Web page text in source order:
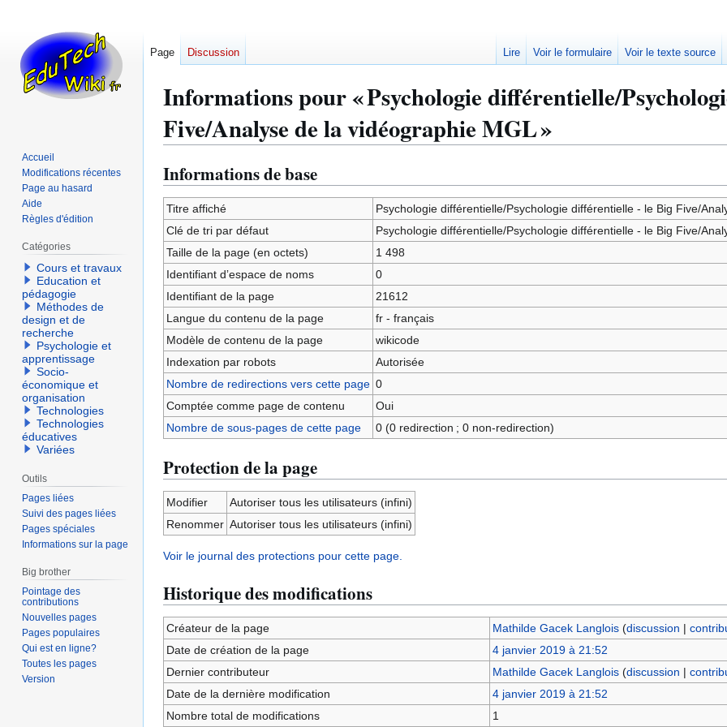
Informations pour « Psychologie différentielle/
Five/Analyse de la vidéographie MGL »
Aller
à
la
navigation
Aller
à
la
recherche
Informations de base
Titre affiché
Psychologie différentielle/Psychologie différentielle - le Big Five/
Clé de tri par défaut
Psychologie différentielle/Psychologie différentielle - le Big Five/
Taille de la page (en octets)
1 498
Identifiant dʼespace de noms
0
Identifiant de la page
21612
Langue du contenu de la page
fr - français
Modèle de contenu de la page
wikicode
Indexation par robots
Autorisée
Nombre de redirections vers cette page 0
Comptée comme page de contenu
Oui
Nombre de sous-pages de cette page
0 (0 redirection ; 0 non-redirection)
Protection de la page
Modifier
Autoriser tous les utilisateurs (infini)
Renommer Autoriser tous les utilisateurs (infini)
Voir le journal des protections pour cette page.
Historique des modifications
Créateur de la page Mathilde Gacek Langlois (discussion |
Date de création de la page
4 janvier 2019 à 21:52
Dernier contributeur
Mathilde Gacek Langlois (discussion |
Date de la dernière modification
4 janvier 2019 à 21:52
Nombre total de modifications
1
Page Discussion Lire Voir le formulaire Voir le texte source
Accueil
Modifications récentes
Page au hasard
Aide
Règles d'édition
Catégories
Cours et travaux
Education et
pédagogie
Méthodes de
design et de
recherche
Psychologie et
apprentissage
Socio-
économique et
organisation
Technologies
Technologies
éducatives
Variées
Outils
Pages liées
Suivi des pages liées
Pages spéciales
Informations sur la page
Big brother
Pointage des
contributions
Nouvelles pages
Pages populaires
Qui est en ligne?
Toutes les pages
Version